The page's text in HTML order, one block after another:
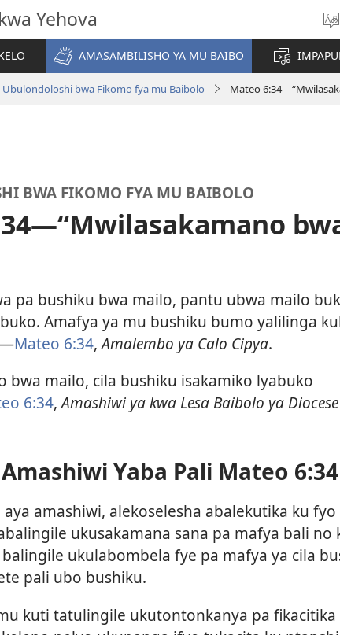
Yehova
AMASAMBILISHO YA MU BAIBO
Ubulondoloshi bwa Fikomo fya mu Baibolo Mateo
BWA FIKOMO FYA MU BAIBOLO
pa bushiku bwa mailo, pantu ubwa mailo
Amafya ya mu bushiku bumo yalilinga
Mateo 6:34,Amalembo ya Calo Cipya.
bwa mailo, cila bushiku isakamiko lyabuko
6:34,Amashiwi ya kwa Lesa Baibolo ya
Yaba Pali Mateo 6:34
amashiwi, alekoselesha abalekutika ku fyo
ukusakamana sana pa mafya bali no
ukulabombela fye pa mafya ya cila
pali ubo bushiku.
kuti tatulingile ukutontonkanya pa fikacitika